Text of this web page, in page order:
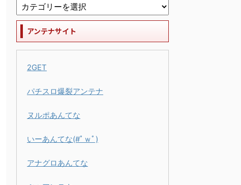
アンテナサイト
2GET
パチスロ爆裂アンテナ
ヌルポあんてな
いーあんてな(#ﾟｗﾟ)
アナグロあんてな